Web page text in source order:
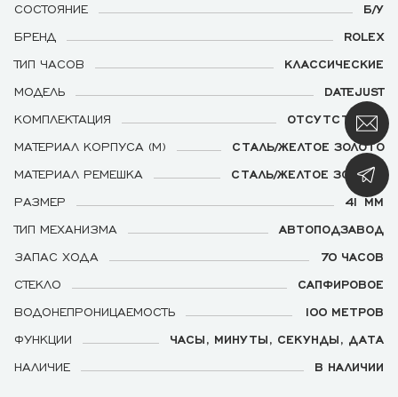
СОСТОЯНИЕ
Б/У
БРЕНД
ROLEX
ТИП ЧАСОВ
КЛАССИЧЕСКИЕ
МОДЕЛЬ
DATEJUST
КОМПЛЕКТАЦИЯ
ОТСУТСТВУЕТ
МАТЕРИАЛ КОРПУСА (М)
СТАЛЬ/ЖЕЛТОЕ ЗОЛОТО
МАТЕРИАЛ РЕМЕШКА
СТАЛЬ/ЖЕЛТОЕ ЗОЛОТО
РАЗМЕР
41 ММ
ТИП МЕХАНИЗМА
АВТОПОДЗАВОД
ЗАПАС ХОДА
70 ЧАСОВ
СТЕКЛО
САПФИРОВОЕ
ВОДОНЕПРОНИЦАЕМОСТЬ
100 МЕТРОВ
ФУНКЦИИ
ЧАСЫ, МИНУТЫ, СЕКУНДЫ, ДАТА
НАЛИЧИЕ
В НАЛИЧИИ